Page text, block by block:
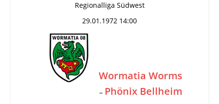
Regionalliga Südwest
29.01.1972 14:00
Wormatia Worms
– Phönix Bellheim